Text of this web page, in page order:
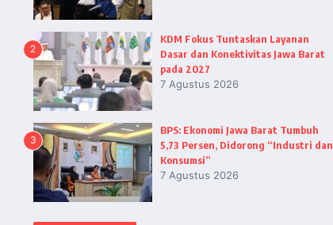
2
KDM Fokus Tuntaskan Layanan
Dasar dan Konektivitas Jawa Barat
pada 2027
7 Agustus 2026
3
BPS: Ekonomi Jawa Barat Tumbuh
5,73 Persen, Didorong “Industri dan
Konsumsi”
7 Agustus 2026